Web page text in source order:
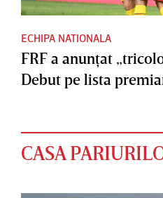
ECHIPA NATIONALA
FRF a anunţat
Debut pe lista
CASA